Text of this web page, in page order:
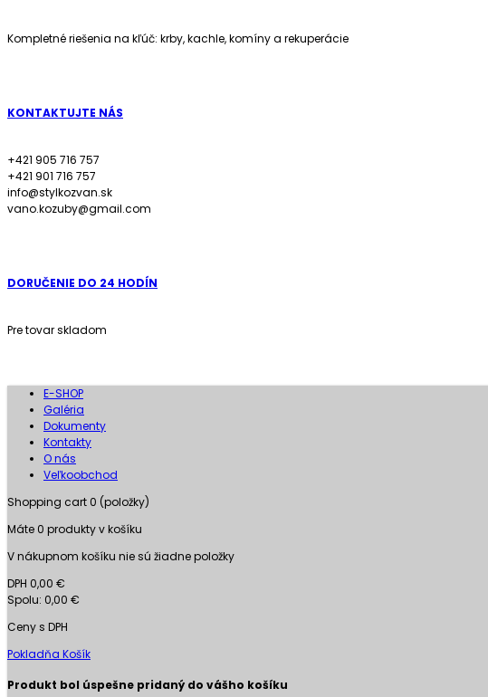
Kompletné riešenia na kľúč: krby, kachle, komíny a rekuperácie
KONTAKTUJTE NÁS
+421 905 716 757
+421 901 716 757
info@stylkozvan.sk
vano.kozuby@gmail.com
DORUČENIE DO 24 HODÍN
Pre tovar skladom
E-SHOP
Galéria
Dokumenty
Kontakty
O nás
Veľkoobchod
Shopping cart0 (položky)
Máte0 produkty v košíku
V nákupnom košíku nie sú žiadne položky
DPH 0,00 €
Spolu: 0,00 €
Ceny s DPH
Pokladňa Košík
Produkt bol úspešne pridaný do vášho košíku